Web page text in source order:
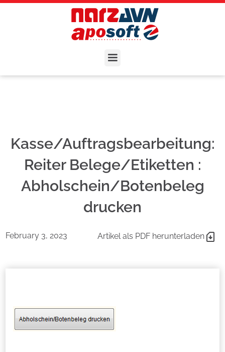
Kasse/Auftragsbearbeitung:
Reiter Belege/Etiketten :
Abholschein/Botenbeleg
drucken
February 3, 2023 Artikel als PDF herunterladen